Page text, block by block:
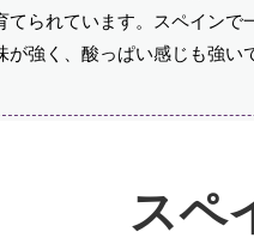
てられています。スペインで
が強く、酸っぱい感じも強い
スペ